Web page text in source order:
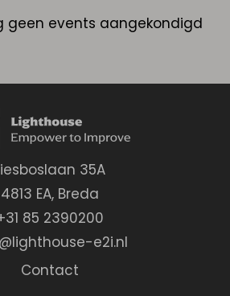
geen events aangekondigd
35A
4813 EA, Breda
85 2390200
e2i.nl
Contact